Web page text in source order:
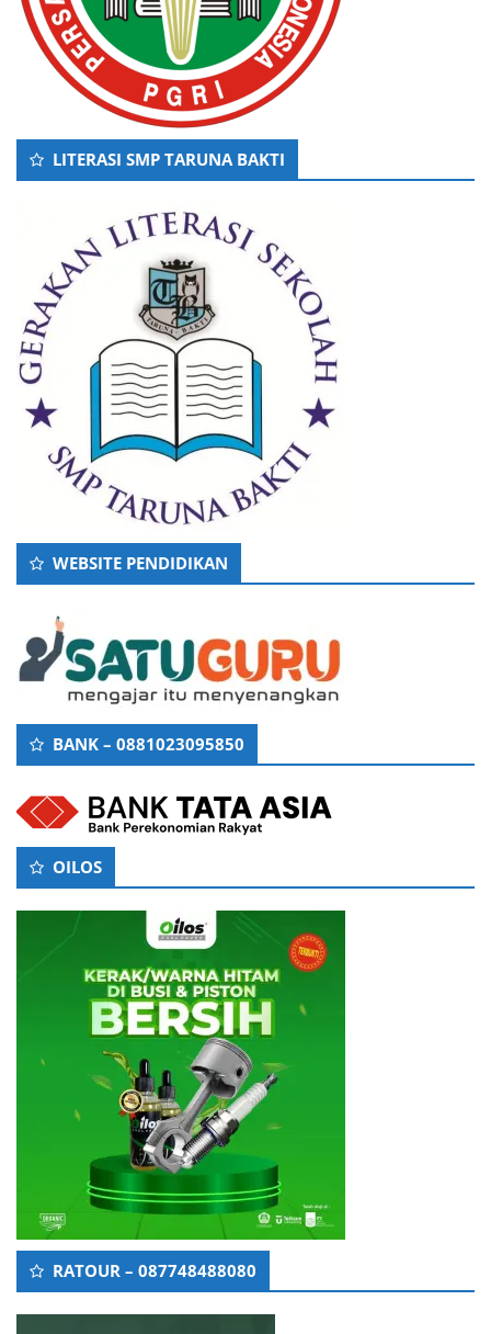
LITERASI SMP TARUNA BAKTI
WEBSITE PENDIDIKAN
BANK – 0881023095850
OILOS
RATOUR – 087748488080